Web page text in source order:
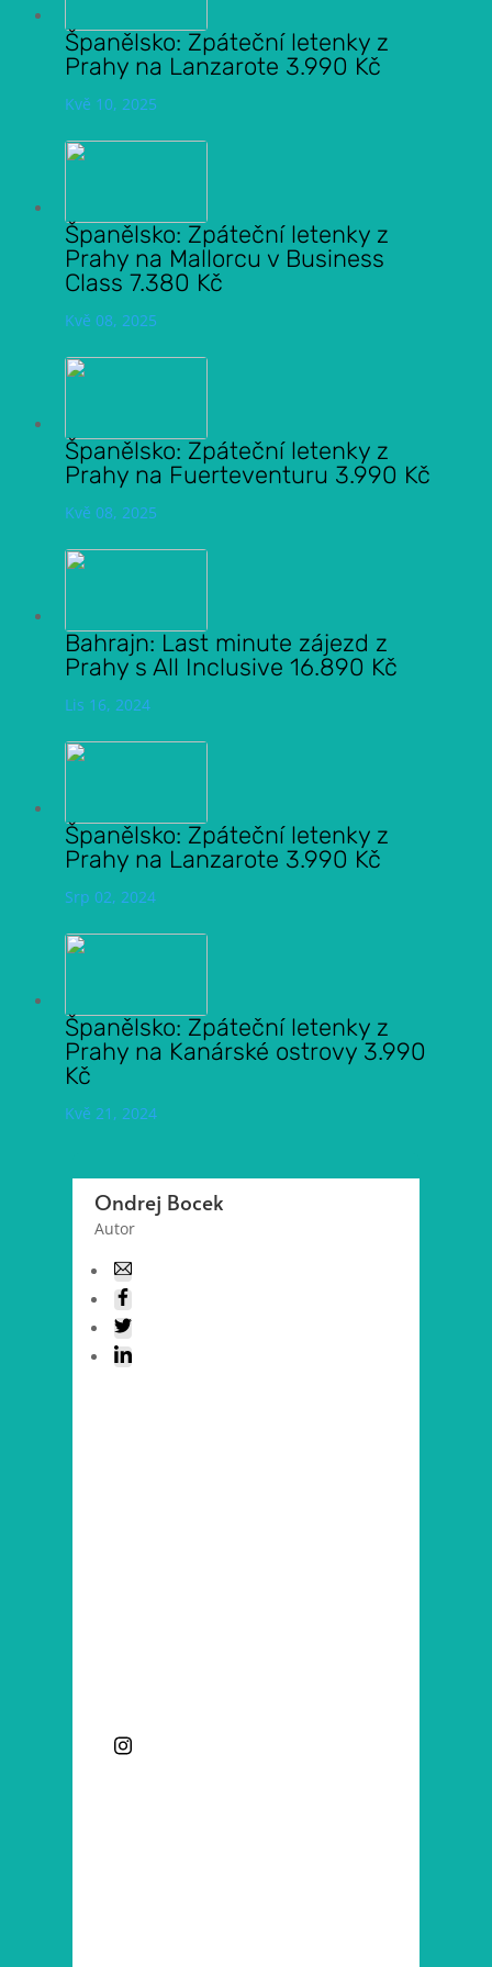
Španělsko: Zpáteční letenky z
Prahy na Lanzarote 3.990 Kč
Kvě 10, 2025
Španělsko: Zpáteční letenky z
Prahy na Mallorcu v Business
Class 7.380 Kč
Kvě 08, 2025
Španělsko: Zpáteční letenky z
Prahy na Fuerteventuru 3.990 Kč
Kvě 08, 2025
Bahrajn: Last minute zájezd z
Prahy s All Inclusive 16.890 Kč
Lis 16, 2024
Španělsko: Zpáteční letenky z
Prahy na Lanzarote 3.990 Kč
Srp 02, 2024
Španělsko: Zpáteční letenky z
Prahy na Kanárské ostrovy 3.990
Kč
Kvě 21, 2024
Ondrej Bocek
Autor